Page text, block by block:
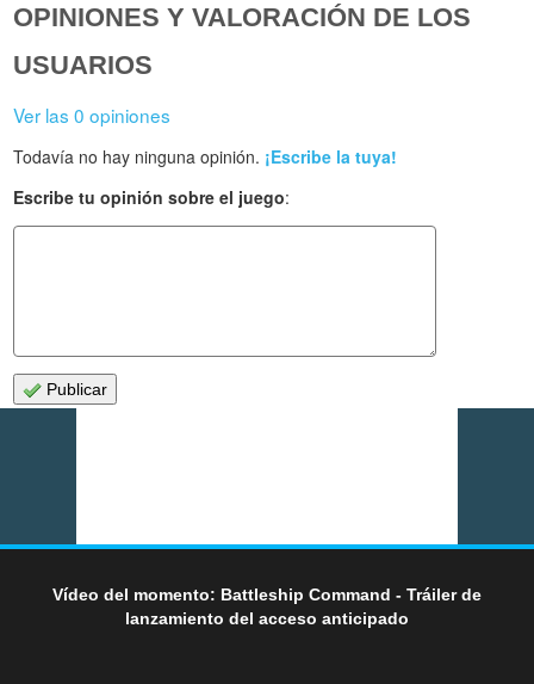
OPINIONES Y VALORACIÓN DE LOS
USUARIOS
Ver las 0 opiniones
Todavía no hay ninguna opinión. ¡Escribe la tuya!
Escribe tu opinión sobre el juego:
Publicar
Vídeo del momento: Battleship Command - Tráiler de
lanzamiento del acceso anticipado